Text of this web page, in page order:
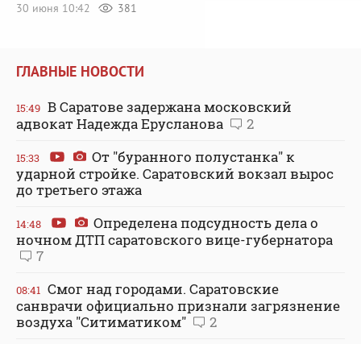
30 июня 10:42
381
ГЛАВНЫЕ НОВОСТИ
15:49 В Саратове задержана московский
адвокат Надежда Ерусланова
2
15:33
От "буранного полустанка" к
ударной стройке. Саратовский вокзал вырос
до третьего этажа
14:48
Определена подсудность дела о
ночном ДТП саратовского вице-губернатора
7
08:41 Смог над городами. Саратовские
санврачи официально признали загрязнение
воздуха "Ситиматиком"
2